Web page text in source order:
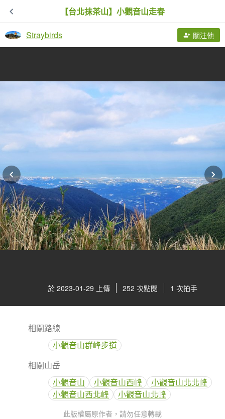
【台北抺茶山】小觀音山走春
Straybirds 關注他
於 2023-01-29 上傳 252 次點閱 1 次拍手
相關路線
小觀音山群峰步道
相關山岳
小觀音山
小觀音山西峰
小觀音山北北峰
小觀音山西北峰
小觀音山北峰
此版權屬原作者，請勿任意轉載